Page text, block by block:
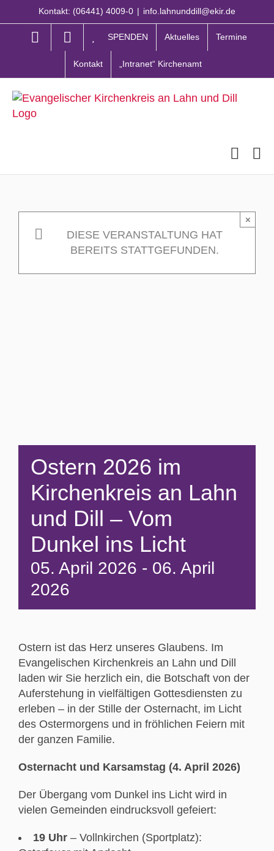
Inhalt
Kontakt: (06441) 4009-0 | info.lahnunddill@ekir.de
SPENDEN Aktuelles Termine
Kontakt „Intranet“ Kirchenamt
DIESE VERANSTALTUNG HAT
BEREITS STATTGEFUNDEN.
×
Ostern 2026 im
Kirchenkreis an Lahn
und Dill – Vom
Dunkel ins Licht
05. April 2026 - 06. April
2026
Ostern ist das Herz unseres Glaubens. Im
Evangelischen Kirchenkreis an Lahn und Dill
laden wir Sie herzlich ein, die Botschaft von der
Auferstehung in vielfältigen Gottesdiensten zu
erleben – in der Stille der Osternacht, im Licht
des Ostermorgens und in fröhlichen Feiern mit
der ganzen Familie.
Osternacht und Karsamstag (4. April 2026)
Der Übergang vom Dunkel ins Licht wird in
vielen Gemeinden eindrucksvoll gefeiert:
19 Uhr – Vollnkirchen (Sportplatz):